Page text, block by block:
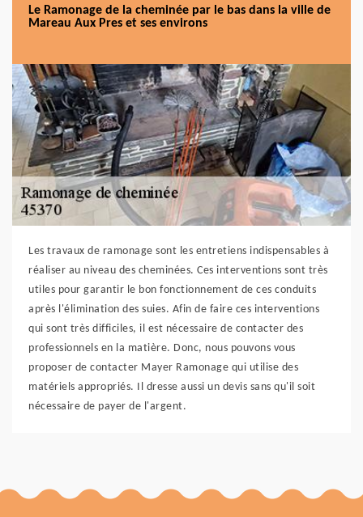
Le Ramonage de la cheminée par le bas dans la ville de
Mareau Aux Pres et ses environs
Les travaux de ramonage sont les entretiens indispensables à
réaliser au niveau des cheminées. Ces interventions sont très
utiles pour garantir le bon fonctionnement de ces conduits
après l'élimination des suies. Afin de faire ces interventions
qui sont très difficiles, il est nécessaire de contacter des
professionnels en la matière. Donc, nous pouvons vous
proposer de contacter Mayer Ramonage qui utilise des
matériels appropriés. Il dresse aussi un devis sans qu'il soit
nécessaire de payer de l'argent.